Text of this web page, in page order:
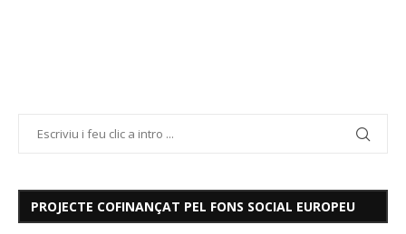
PROJECTE COFINANÇAT PEL FONS SOCIAL EUROPEU